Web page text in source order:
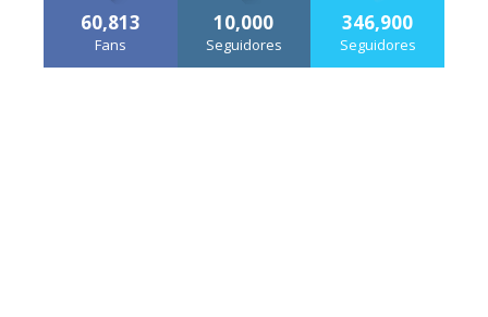
60,813
Fans
10,000
Seguidores
346,900
Seguidores